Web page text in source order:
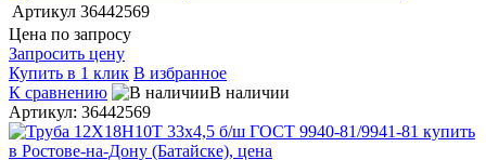
Артикул 36442569
Цена по запросу
Запросить цену
Купить в 1 клик В избранное
К сравнению
В наличии
Артикул: 36442569